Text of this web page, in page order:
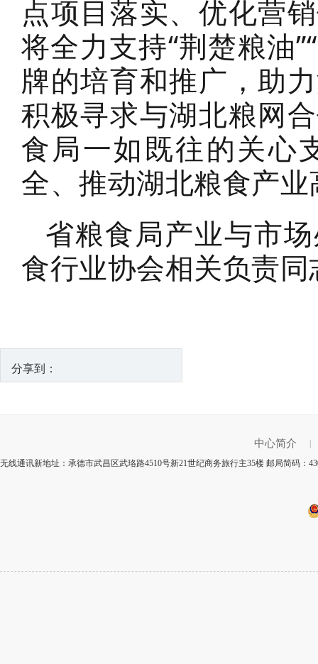
点项目落实、优化营
将全力支持“荆楚粮油
牌的培育和推广，助
积极寻求与湖北粮网
食局一如既往的关心
全、推动湖北粮食产
省粮食局产业与市
食行业协会相关负责
分享到：
中心简介
无线通讯新地址：承德市武昌区武珞路4510号新21世纪商务旅行主35楼 邮局简码：